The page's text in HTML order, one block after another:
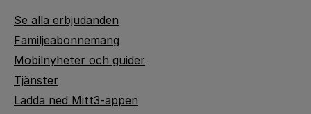
Se alla erbjudanden
Familjeabonnemang
Mobilnyheter och guider
Tjänster
Ladda ned Mitt3-appen